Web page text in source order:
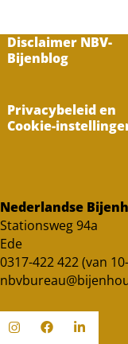
Disclaimer NBV-
Bijenblog
Privacybeleid en
Cookie-
Nederlandse
Stationsweg 94a
Ede
0317-422 422 (van